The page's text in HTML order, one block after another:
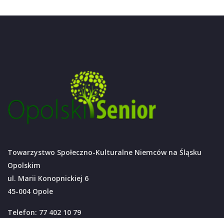
Towarzystwo Społeczno-Kulturalne Niemców na Śląsku
Opolskim
ul. Marii Konopnickiej 6
45-004 Opole
Telefon: 77 402 10 79